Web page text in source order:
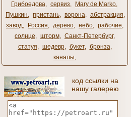
Грибоедова, сервиз, Mary de Marko,
Пушкин, пристань, ворона, абстракция,
завод, Россия, дерево, небо, рабочие,
солнце, шторм, Санкт-Петербург,
статуя, шедевр, букет, бронза,
каналы,
код ссылки на
нашу галерею